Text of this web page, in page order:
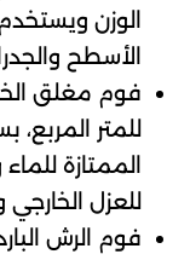
الوزن
الأسطح
للمتر المربع،
الممتازة
للعزل
فوم الرش